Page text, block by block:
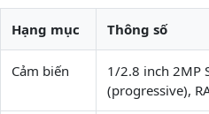
Hạng mục Thông số
Cảm biến
1/2.8 inch 2MP
(progressive),